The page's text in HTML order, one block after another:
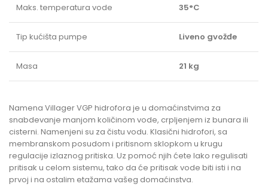
Maks. temperatura vode 35°C
Tip kućišta pumpe Liveno gvožđe
Masa 21 kg
Namena Villager VGP hidrofora je u domaćinstvima za
snabdevanje manjom količinom vode, crpljenjem iz bunara ili
cisterni. Namenjeni su za čistu vodu. Klasični hidrofori, sa
membranskom posudom i pritisnom sklopkom u krugu
regulacije izlaznog pritiska. Uz pomoć njih ćete lako regulisati
pritisak u celom sistemu, tako da će pritisak vode biti isti i na
prvoj i na ostalim etažama vašeg domaćinstva.